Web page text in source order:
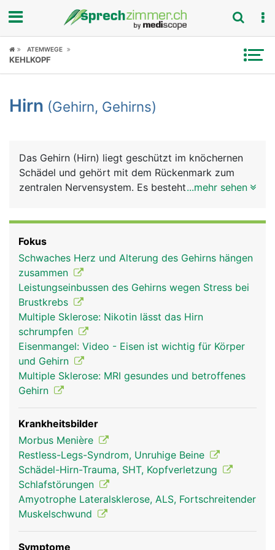
Fokus
Symptome
News
Rubriken
ATEMWEGE
KEHLKOPF
Hirn (Gehirn, Gehirns)
Das Gehirn (Hirn) liegt geschützt im knöchernen
Schädel und gehört mit dem Rückenmark zum
zentralen Nervensystem. Es besteht grob aus
(Sinneseindrücke) zusammen, werden verarbeitet
und lösen entsprechende Reaktionen aus.
Zuständig für all diese Abläufe sind rund 100
Milliarden Nervenzellen (Hirnzellen), die
untereinander mit unzähligen Kontaktstellen
vernetzt sind und so ein hochkompliziertes
elektronisches Kommunikationssystem bilden.
Anders als andere Zellen kann der Körper
geschädigte Hirnzellen nicht regenerieren. Als
Kommandozentrale steuert das Hirn praktisch alle
Körperfunktionen, wobei verschiedene Bereiche
des Hirns unterschiedliche Aufgaben erfüllen. Das
Stammhirn steuert z.B. Atmung, Herzschlag,
Verdauung, und andere lebenswichtige Funktionen
wie die Körpertemperatur. Das Zwischenhirn ist die
Umschaltstelle zum Grosshirn und besitzt an der
Unterseite die Hirnanhangsdrüse, die den
Hormonhaushalt reguliert. Das Grosshirn steuert
die Bewegungen, ist Sitz der Gedanken, Gefühle,
Mittelhirn steuert den Schlaf und das Kleinhirn ist
...mehr sehen
Fokus
Schwaches Herz und Alterung des Gehirns hängen
zusammen
Leistungseinbussen des Gehirns wegen Stress bei
Brustkrebs
Multiple Sklerose: Nikotin lässt das Hirn
schrumpfen
Eisenmangel: Video - Eisen ist wichtig für Körper
und Gehirn
Multiple Sklerose: MRI gesundes und betroffenes
Gehirn
Krankheitsbilder
Morbus Menière
Restless-Legs-Syndrom, Unruhige Beine
Schädel-Hirn-Trauma, SHT, Kopfverletzung
Schlafstörungen
Amyotrophe Lateralsklerose, ALS, Fortschreitender
Muskelschwund
Symptome